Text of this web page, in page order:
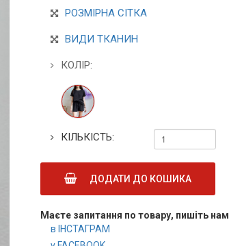
РОЗМІРНА СІТКА
ВИДИ ТКАНИН
КОЛІР:
КІЛЬКІСТЬ:
ДОДАТИ ДО КОШИКА
Маєте запитання по товару, пишіть нам
в ІНСТАГРАМ